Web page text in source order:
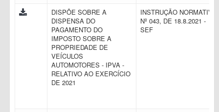
DISPÕE SOBRE A
DISPENSA DO
PAGAMENTO DO
IMPOSTO SOBRE A
PROPRIEDADE DE
VEÍCULOS
AUTOMOTORES - IPVA -
RELATIVO AO EXERCÍCIO
DE 2021
INSTRUÇÃO NORMATIVA
Nº 043, DE 18.8.2021 -
SEF